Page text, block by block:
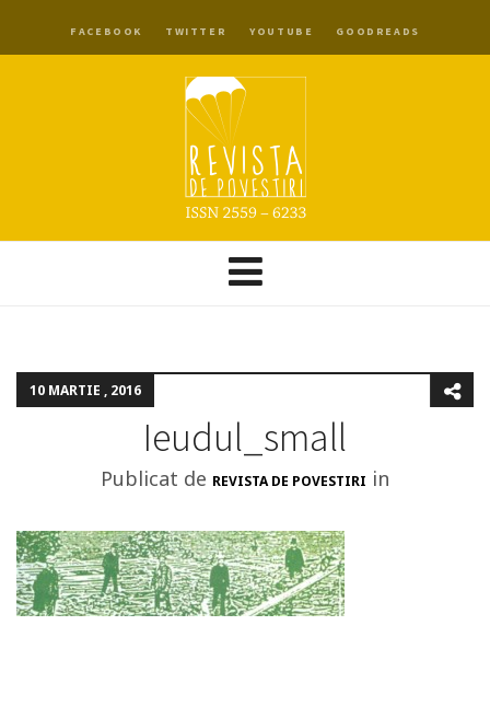
FACEBOOK TWITTER YOUTUBE GOODREADS
10 MARTIE , 2016
Ieudul_small
Publicat de REVISTA DE POVESTIRI in